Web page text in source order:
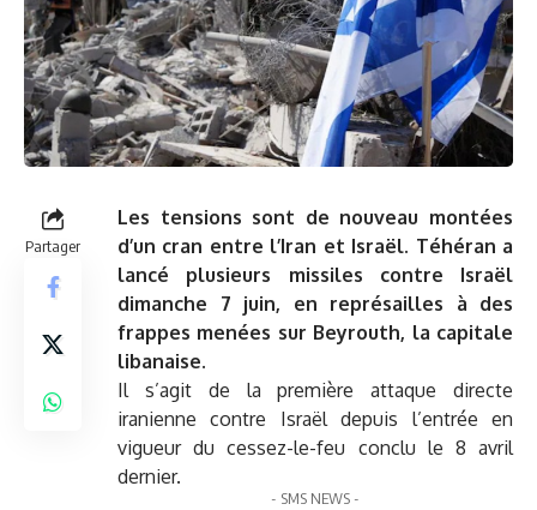
Partager
Les tensions sont de nouveau montées
d’un cran entre l’Iran et Israël. Téhéran a
lancé plusieurs missiles contre Israël
dimanche 7 juin, en représailles à des
frappes menées sur Beyrouth, la capitale
libanaise.
Il s’agit de la première attaque directe
iranienne contre Israël depuis l’entrée en
vigueur du cessez-le-feu conclu le 8 avril
dernier.
- SMS NEWS -